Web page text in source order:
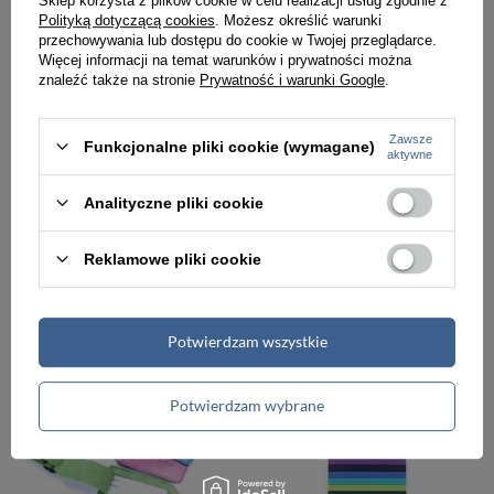
-6%
Walizka mała kabinowa podróżna niebieska - Travelite Air Base 75347-25
535,00 zł
Najniższa cena:535,00 zł
569,00 zł
-6%
1 691,00 zł
Najniższa cena: 1 749,00 zł
1 799,00 zł
PROMOCJA
Polityką dotyczącą cookies . Możesz określić warunki
przechowywania lub dostępu do cookie w Twojej przeglądarce.
Więcej informacji na temat warunków i prywatności można
znaleźć także na stronie Prywatność i warunki Google
Funkcjonalne pliki cookie (wymagane)
Zawsze
aktywne
Analityczne pliki cookie
Reklamowe pliki cookie
Potwierdzam wybrane
Potwierdzam wszystkie